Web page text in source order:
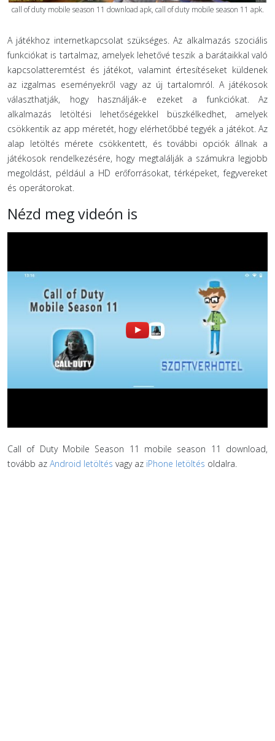
call of duty mobile season 11 download apk, call of duty mobile season 11 apk.
A játékhoz internetkapcsolat szükséges. Az alkalmazás szociális
funkciókat is tartalmaz, amelyek lehetővé teszik a barátaikkal való
kapcsolatteremtést és játékot, valamint értesítéseket küldenek
az izgalmas eseményekről vagy az új tartalomról. A játékosok
választhatják, hogy használják-e ezeket a funkciókat. Az
alkalmazás letöltési lehetőségekkel büszkélkedhet, amelyek
csökkentik az app méretét, hogy elérhetőbbé tegyék a játékot. Az
alap letöltés mérete csökkentett, és további opciók állnak a
játékosok rendelkezésére, hogy megtalálják a számukra legjobb
megoldást, például a HD erőforrásokat, térképeket, fegyvereket
és operátorokat.
Nézd meg videón is
Call of Duty Mobile Season 11 mobile season 11 download,
tovább az Android letöltés vagy az iPhone letöltés oldalra.